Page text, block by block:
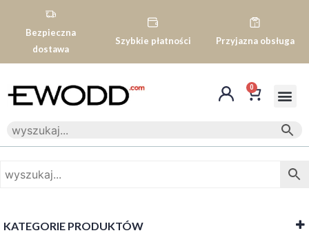
Bezpieczna
dostawa
Szybkie płatności Przyjazna obsługa
0
KATEGORIE PRODUKTÓW